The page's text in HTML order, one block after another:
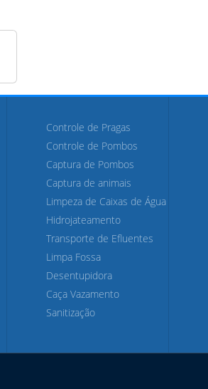
Controle de Pragas
Controle de Pombos
Captura de Pombos
Captura de animais
Limpeza de Caixas de Água
Hidrojateamento
Transporte de Efluentes
Limpa Fossa
Desentupidora
Caça Vazamento
Sanitização